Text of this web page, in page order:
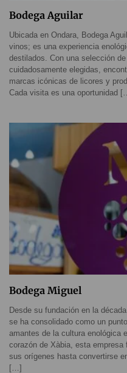
Bodega Aguilar
Ubicada en Ondara, Bodega
vinos; es una experiencia
destilados. Con una selección
cuidadosamente elegidas,
marcas icónicas de licores y
Cada visita es una oportunidad
Bodega Miguel
Desde su fundación en la
se ha consolidado como un
amantes de la cultura enológica
corazón de Xàbia, esta
sus orígenes hasta convertirse
[…]